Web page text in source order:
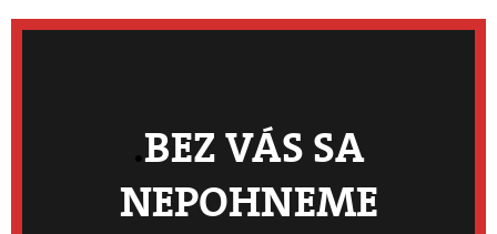
BEZ VÁS SA
NEPOHNEME